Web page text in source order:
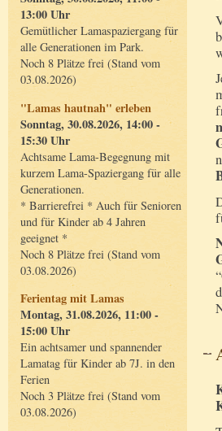
13:00 Uhr
Gemütlicher Lamaspaziergang für
alle Generationen im Park.
Noch 8 Plätze frei (Stand vom
03.08.2026)
"Lamas hautnah" erleben
Sonntag, 30.08.2026, 14:00 -
15:30 Uhr
Achtsame Lama-Begegnung mit
kurzem Lama-Spaziergang für alle
Generationen.
* Barrierefrei * Auch für Senioren
und für Kinder ab 4 Jahren
geeignet *
Noch 8 Plätze frei (Stand vom
03.08.2026)
Ferientag mit Lamas
Montag, 31.08.2026, 11:00 -
15:00 Uhr
Ein achtsamer und spannender
Lamatag für Kinder ab 7J. in den
Ferien
Noch 3 Plätze frei (Stand vom
03.08.2026)